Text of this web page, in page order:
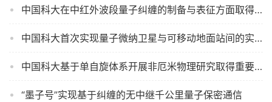
中国科大在中红外波段量子纠缠的制备与表征方面取得重要进展
中国科大首次实现量子微纳卫星与可移动地面站间的实时星地量子密钥分发
中国科大基于单自旋体系开展非厄米物理研究取得重要实验进展
“墨子号”实现基于纠缠的无中继千公里量子保密通信